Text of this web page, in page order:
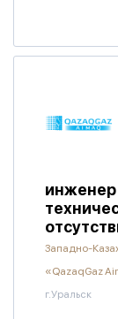
инженер
Западно-
«QazaqGaz
г.Уральск